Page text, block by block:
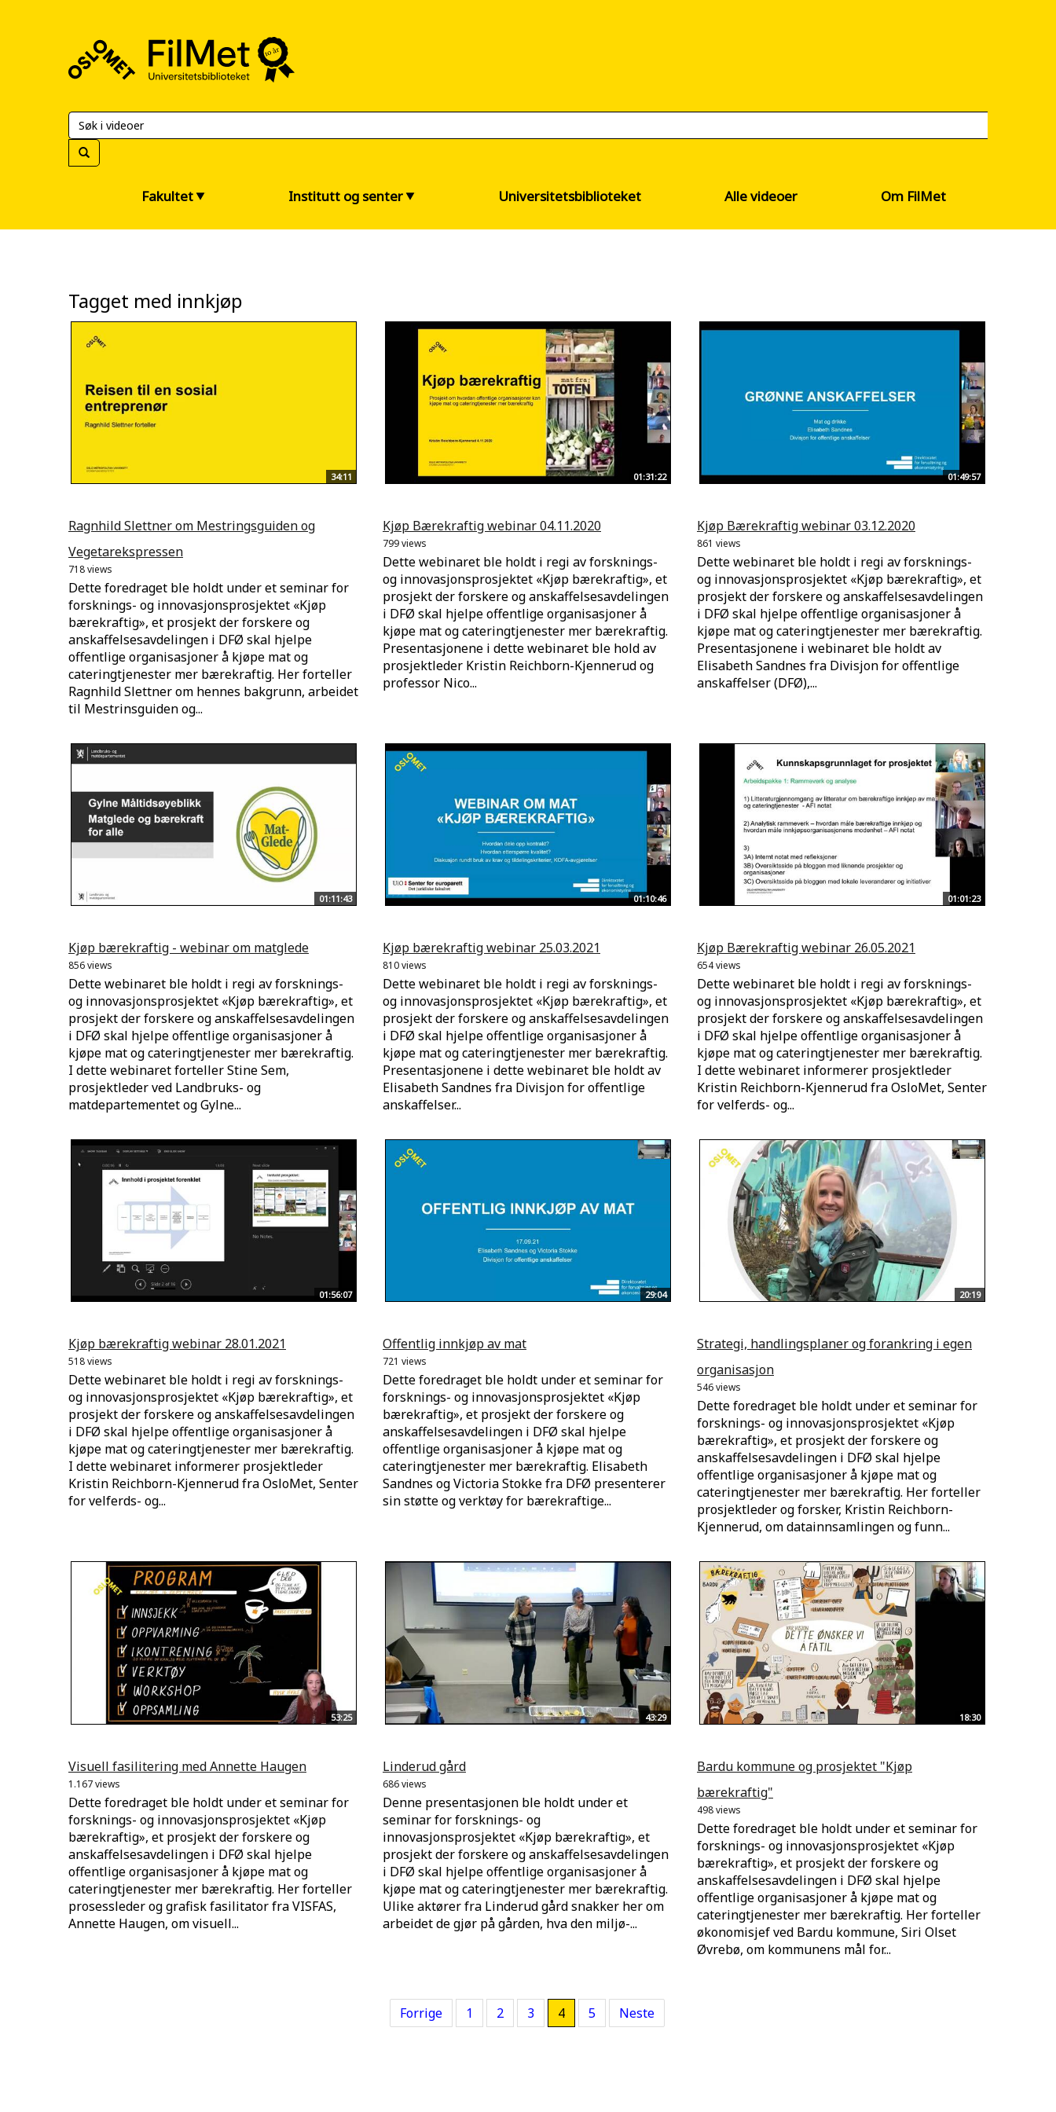
Universitetsbiblioteket
Fakultet Institutt og senter Universitetsbiblioteket Alle videoer Om FilMet
Tagget med innkjøp
34:11
Ragnhild Slettner om Mestringsguiden og
Vegetarekspressen
718 views
Dette foredraget ble holdt under et seminar for
forsknings- og innovasjonsprosjektet «Kjøp
bærekraftig», et prosjekt der forskere og
anskaffelsesavdelingen i DFØ skal hjelpe
offentlige organisasjoner å kjøpe mat og
cateringtjenester mer bærekraftig. Her forteller
Ragnhild Slettner om hennes bakgrunn, arbeidet
til Mestrinsguiden og...
01:31:22
Kjøp Bærekraftig webinar 04.11.2020
799 views
Dette webinaret ble holdt i regi av forsknings-
og innovasjonsprosjektet «Kjøp bærekraftig», et
prosjekt der forskere og anskaffelsesavdelingen
i DFØ skal hjelpe offentlige organisasjoner å
kjøpe mat og cateringtjenester mer bærekraftig.
Presentasjonene i dette webinaret ble hold av
prosjektleder Kristin Reichborn-Kjennerud og
professor Nico...
01:49:57
Kjøp Bærekraftig webinar 03.12.2020
861 views
Dette webinaret ble holdt i regi av forsknings-
og innovasjonsprosjektet «Kjøp bærekraftig», et
prosjekt der forskere og anskaffelsesavdelingen
i DFØ skal hjelpe offentlige organisasjoner å
kjøpe mat og cateringtjenester mer bærekraftig.
Presentasjonene i webinaret ble holdt av
Elisabeth Sandnes fra Divisjon for offentlige
anskaffelser (DFØ),...
01:11:43
Kjøp bærekraftig - webinar om matglede
856 views
Dette webinaret ble holdt i regi av forsknings-
og innovasjonsprosjektet «Kjøp bærekraftig», et
prosjekt der forskere og anskaffelsesavdelingen
i DFØ skal hjelpe offentlige organisasjoner å
kjøpe mat og cateringtjenester mer bærekraftig.
I dette webinaret forteller Stine Sem,
prosjektleder ved Landbruks- og
matdepartementet og Gylne...
01:10:46
Kjøp bærekraftig webinar 25.03.2021
810 views
Dette webinaret ble holdt i regi av forsknings-
og innovasjonsprosjektet «Kjøp bærekraftig», et
prosjekt der forskere og anskaffelsesavdelingen
i DFØ skal hjelpe offentlige organisasjoner å
kjøpe mat og cateringtjenester mer bærekraftig.
Presentasjonene i dette webinaret ble holdt av
Elisabeth Sandnes fra Divisjon for offentlige
anskaffelser...
01:01:23
Kjøp Bærekraftig webinar 26.05.2021
654 views
Dette webinaret ble holdt i regi av forsknings-
og innovasjonsprosjektet «Kjøp bærekraftig», et
prosjekt der forskere og anskaffelsesavdelingen
i DFØ skal hjelpe offentlige organisasjoner å
kjøpe mat og cateringtjenester mer bærekraftig.
I dette webinaret informerer prosjektleder
Kristin Reichborn-Kjennerud fra OsloMet, Senter
for velferds- og...
01:56:07
Kjøp bærekraftig webinar 28.01.2021
518 views
Dette webinaret ble holdt i regi av forsknings-
og innovasjonsprosjektet «Kjøp bærekraftig», et
prosjekt der forskere og anskaffelsesavdelingen
i DFØ skal hjelpe offentlige organisasjoner å
kjøpe mat og cateringtjenester mer bærekraftig.
I dette webinaret informerer prosjektleder
Kristin Reichborn-Kjennerud fra OsloMet, Senter
for velferds- og...
29:04
Offentlig innkjøp av mat
721 views
Dette foredraget ble holdt under et seminar for
forsknings- og innovasjonsprosjektet «Kjøp
bærekraftig», et prosjekt der forskere og
anskaffelsesavdelingen i DFØ skal hjelpe
offentlige organisasjoner å kjøpe mat og
cateringtjenester mer bærekraftig. Elisabeth
Sandnes og Victoria Stokke fra DFØ presenterer
sin støtte og verktøy for bærekraftige...
20:19
Strategi, handlingsplaner og forankring i egen
organisasjon
546 views
Dette foredraget ble holdt under et seminar for
forsknings- og innovasjonsprosjektet «Kjøp
bærekraftig», et prosjekt der forskere og
anskaffelsesavdelingen i DFØ skal hjelpe
offentlige organisasjoner å kjøpe mat og
cateringtjenester mer bærekraftig. Her forteller
prosjektleder og forsker, Kristin Reichborn-
Kjennerud, om datainnsamlingen og funn...
53:25
Visuell fasilitering med Annette Haugen
1.167 views
Dette foredraget ble holdt under et seminar for
forsknings- og innovasjonsprosjektet «Kjøp
bærekraftig», et prosjekt der forskere og
anskaffelsesavdelingen i DFØ skal hjelpe
offentlige organisasjoner å kjøpe mat og
cateringtjenester mer bærekraftig. Her forteller
prosessleder og grafisk fasilitator fra VISFAS,
Annette Haugen, om visuell...
43:29
Linderud gård
686 views
Denne presentasjonen ble holdt under et
seminar for forsknings- og
innovasjonsprosjektet «Kjøp bærekraftig», et
prosjekt der forskere og anskaffelsesavdelingen
i DFØ skal hjelpe offentlige organisasjoner å
kjøpe mat og cateringtjenester mer bærekraftig.
Ulike aktører fra Linderud gård snakker her om
arbeidet de gjør på gården, hva den miljø-...
18:30
Bardu kommune og prosjektet "Kjøp
bærekraftig"
498 views
Dette foredraget ble holdt under et seminar for
forsknings- og innovasjonsprosjektet «Kjøp
bærekraftig», et prosjekt der forskere og
anskaffelsesavdelingen i DFØ skal hjelpe
offentlige organisasjoner å kjøpe mat og
cateringtjenester mer bærekraftig. Her forteller
økonomisjef ved Bardu kommune, Siri Olset
Øvrebø, om kommunens mål for...
Forrige 1 2 3 4 5 Neste